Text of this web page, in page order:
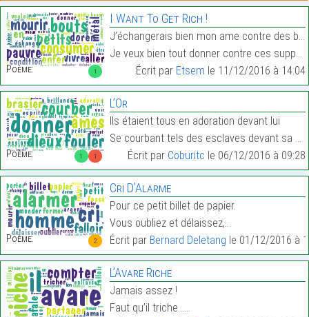
1
Poème:
I Want To Get Rich !
J’échangerais bien mon ame contre des bouts de mét
Je veux bien tout donner contre ces suppôts du mal…
Écrit par Etsem le 11/12/2016 à 14:04
1 1
Poème:
L’Or
Ils étaient tous en adoration devant lui
Se courbant tels des esclaves devant sa brillance…
Écrit par Coburitc le 06/12/2016 à 09:28
2
Poème:
Cri D’Alarme
Pour ce petit billet de papier.
Vous oubliez et délaissez,…
Écrit par Bernard Deletang le 01/12/2016 à
L’Avare Riche
Jamais assez !
Faut qu’il triche……